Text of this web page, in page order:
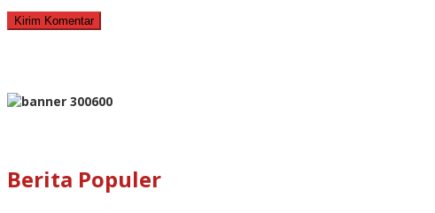
Berita Populer